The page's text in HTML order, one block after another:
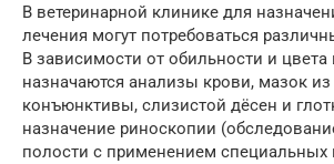
В ветеринарной клинике для
лечения могут потребоваться
В зависимости от обильности и
назначаются анализы крови, мазок
конъюнктивы, слизистой дёсен и
назначение риноскопии
полости с применением специальных